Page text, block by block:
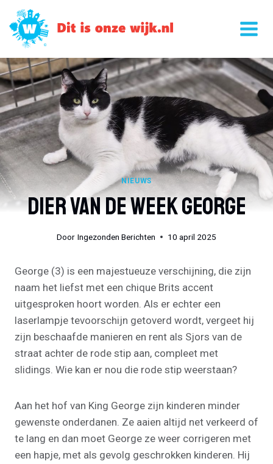
Doorgaan
naar
inhoud
NIEUWS
Dier Van De Week George
Door Ingezonden Berichten 10 april 2025
George (3) is een majestueuze verschijning, die zijn
naam het liefst met een chique Brits accent
uitgesproken hoort worden. Als er echter een
laserlampje tevoorschijn getoverd wordt, vergeet hij
zijn beschaafde manieren en rent als Sjors van de
straat achter de rode stip aan, compleet met
slidings. Wie kan er nou die rode stip weerstaan?
Aan het hof van King George zijn kinderen minder
gewenste onderdanen. Ze aaien altijd net verkeerd of
te lang en dan moet George ze weer corrigeren met
een hapje, met als gevolg geschrokken kinderen. Hij